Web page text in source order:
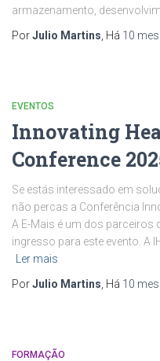
armazenamento,
PorJulio Martins , Há 10
EVENTOS
Innovating
Conference
Se estás interessado em
não percas a Conferência
A E-Mais é um dos parceiros
ingresso para este evento. A
Ler mais
PorJulio Martins , Há 10
FORMAÇÃO